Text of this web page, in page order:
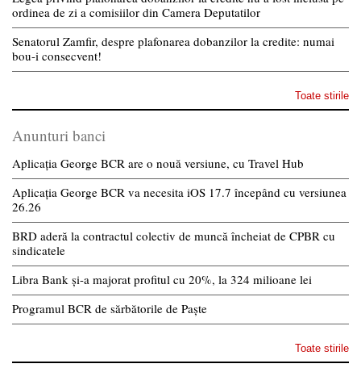
ordinea de zi a comisiilor din Camera Deputatilor
Senatorul Zamfir, despre plafonarea dobanzilor la credite: numai
bou-i consecvent!
Toate stirile
Anunturi banci
Aplicația George BCR are o nouă versiune, cu Travel Hub
Aplicația George BCR va necesita iOS 17.7 începând cu versiunea
26.26
BRD aderă la contractul colectiv de muncă încheiat de CPBR cu
sindicatele
Libra Bank și-a majorat profitul cu 20%, la 324 milioane lei
Programul BCR de sărbătorile de Paște
Toate stirile